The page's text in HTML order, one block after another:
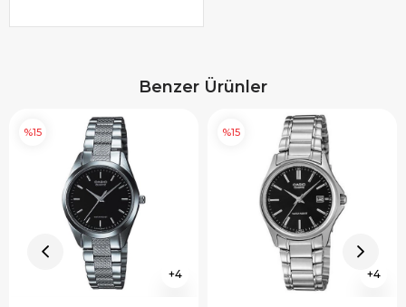
Benzer Ürünler
4
%15
4
%15